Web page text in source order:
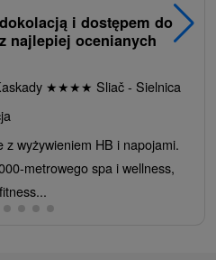
i dostępem do
najlepiej ocenianych
★★★★ Sliač - Sielnica
wyżywieniem HB i napojami.
metrowego spa i wellness,